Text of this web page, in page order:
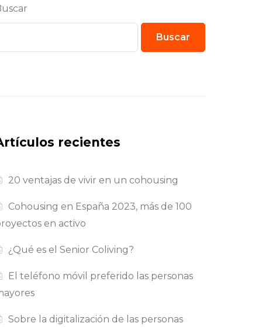
Buscar
recientes
20 ventajas de vivir en un cohousing
Cohousing en España 2023, más de 100
en activo
¿Qué es el Senior Coliving?
El teléfono móvil preferido las personas
Sobre la digitalización de las personas